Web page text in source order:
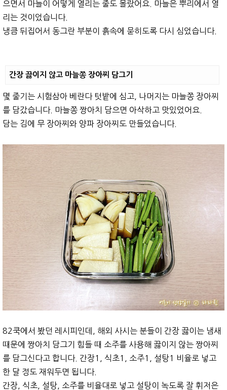
으면서 마늘이 어떻게 열리는 줄도 몰랐어요. 마늘은 뿌리에서 열
리는 것이었습니다.
냉큼 뒤집어서 동그란 부분이 흙속에 묻히도록 다시 심었습니다.
간장 끓이지 않고 마늘쫑 장아찌 담그기
몇 줄기는 시험삼아 베란다 텃밭에 심고, 나머지는 마늘쫑 장아찌
를 담갔습니다. 마늘쫑 짱아치 담으면 아삭하고 맛있었어요.
담는 김에 무 장아찌와 양파 장아찌도 만들었습니다.
82쿡에서 봤던 레시피인데, 해외 사시는 분들이 간장 끓이는 냄새
때문에 짱아치 담그기 힘들 때 소주를 사용해 끓이지 않는 짱아찌
를 담그신다고 합니다. 간장1, 식초1, 소주1, 설탕1 비율로 넣고
한 달 정도 재워두면 됩니다.
간장, 식초, 설탕, 소주를 비율대로 넣고 설탕이 녹도록 잘 휘저은